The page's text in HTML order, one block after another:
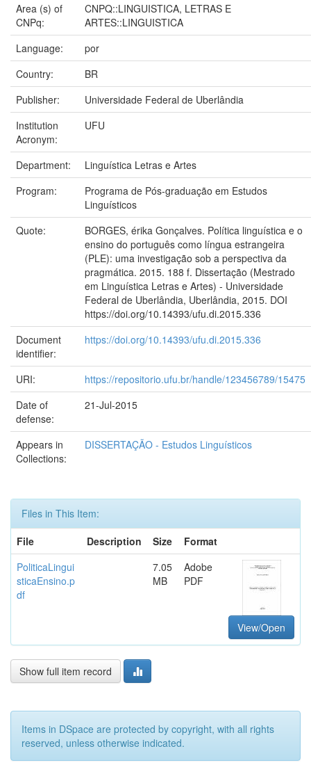
Area (s) of
CNPq:
CNPQ::LINGUISTICA, LETRAS E
ARTES::LINGUISTICA
Language:
por
Country:
BR
Publisher:
Universidade Federal de Uberlândia
Institution
Acronym:
UFU
Department:
Linguística Letras e Artes
Program:
Programa de Pós-graduação em Estudos
Linguísticos
Quote:
BORGES, érika Gonçalves. Política linguística e o
ensino do português como língua estrangeira
(PLE): uma investigação sob a perspectiva da
pragmática. 2015. 188 f. Dissertação (Mestrado
em Linguística Letras e Artes) - Universidade
Federal de Uberlândia, Uberlândia, 2015. DOI
https://doi.org/10.14393/ufu.di.2015.336
Document
identifier:
https://doi.org/10.14393/ufu.di.2015.336
URI:
https://repositorio.ufu.br/handle/123456789/15475
Date of
defense:
21-Jul-2015
Appears in
Collections:
DISSERTAÇÃO - Estudos Linguísticos
Files in This Item:
File
Description Size
Format
PoliticaLingui
sticaEnsino.p
df
7.05
MB
Adobe
PDF
View/Open
Show full item record
Items in DSpace are protected by copyright, with all rights
reserved, unless otherwise indicated.